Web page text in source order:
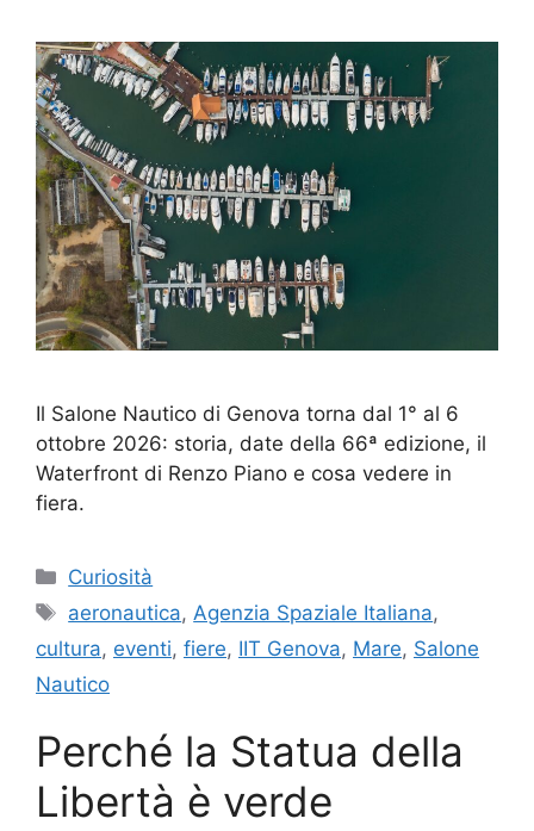
Il Salone Nautico di Genova torna dal 1° al 6
ottobre 2026: storia, date della 66ª edizione, il
Waterfront di Renzo Piano e cosa vedere in
fiera.
Categorie
Curiosità
Tag
aeronautica, Agenzia Spaziale Italiana,
cultura, eventi, fiere, IIT Genova, Mare, Salone
Nautico
Perché la Statua della
Libertà è verde